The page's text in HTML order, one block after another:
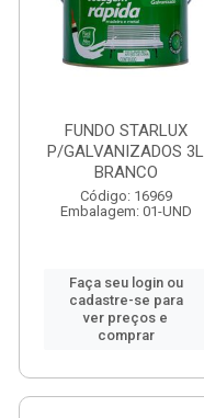
FUNDO STARLUX
P/GALVANIZADOS 3L
BRANCO
Código: 16969
Embalagem: 01-UND
Faça seu login ou
cadastre-se para
ver preços e
comprar